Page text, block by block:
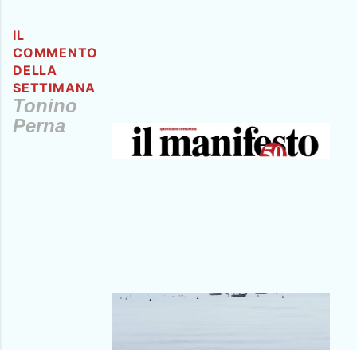
IL
COMMENTO
DELLA
SETTIMANA
Tonino
Perna